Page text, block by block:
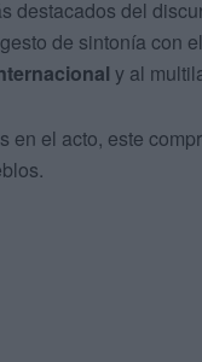
destacados del
de sintonía con
y al
en el acto, este